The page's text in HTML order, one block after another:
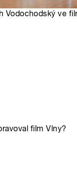
Vodochodský ve
film Vlny?